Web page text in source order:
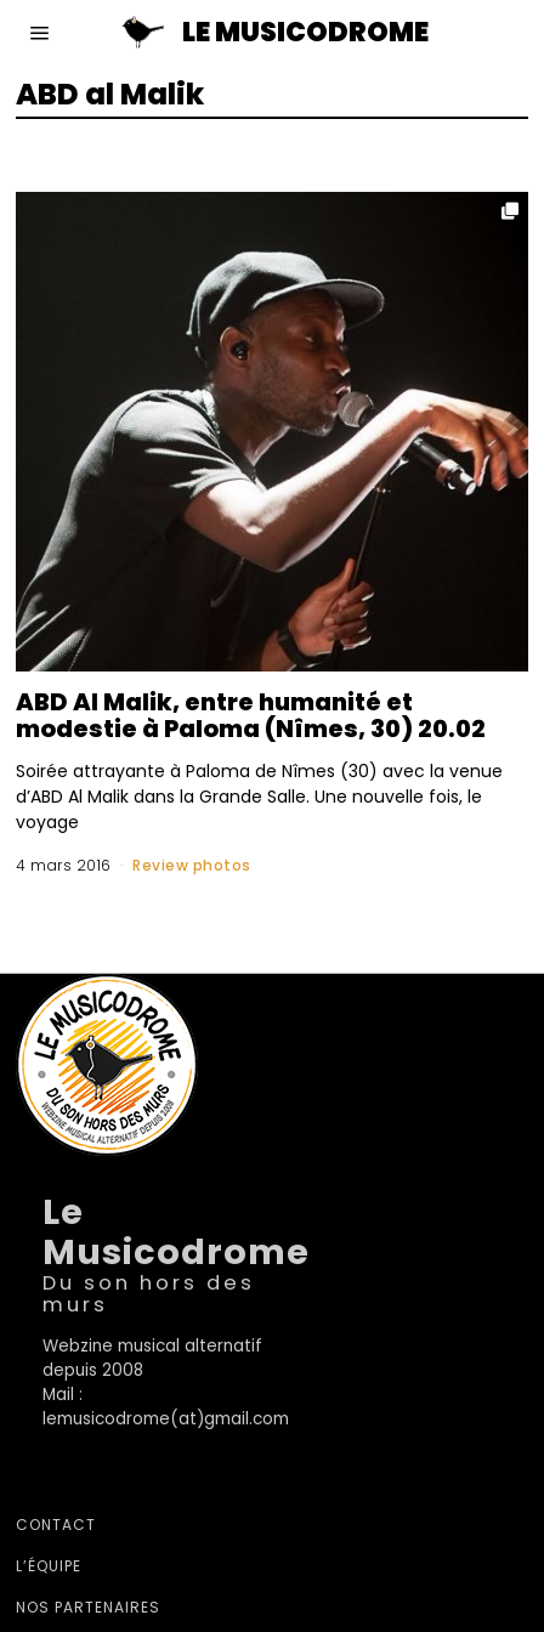
LE MUSICODROME
ABD al Malik
ABD Al Malik, entre humanité et
modestie à Paloma (Nîmes, 30) 20.02
Soirée attrayante à Paloma de Nîmes (30) avec la venue
d’ABD Al Malik dans la Grande Salle. Une nouvelle fois, le
voyage
4 mars 2016 Review photos
Le
Musicodrome
Du son hors des
murs
Webzine musical alternatif
depuis 2008
Mail :
lemusicodrome(at)gmail.com
CONTACT
L’ÉQUIPE
NOS PARTENAIRES